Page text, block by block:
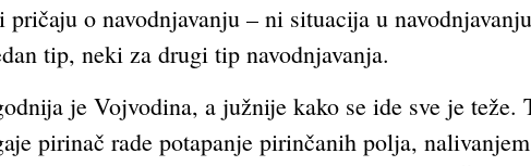
o navodnjavanju – ni situacija u
tip, neki za drugi tip navodnjavanja.
je Vojvodina, a južnije kako se ide sve je teže.
pirinač rade potapanje pirinčanih polja,